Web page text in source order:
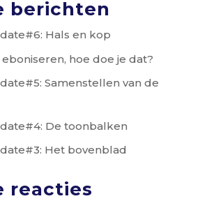
berichten
Hals en kop
hoe doe je dat?
Samenstellen van de
De toonbalken
Het bovenblad
reacties